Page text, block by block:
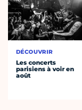
DÉCOUVRIR
Les concerts
parisiens à voir en
août